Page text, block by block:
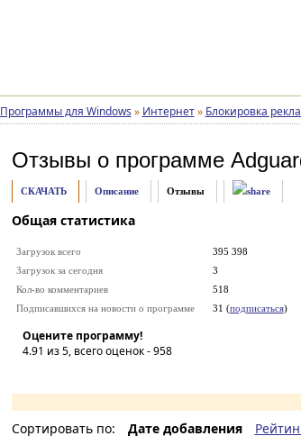
Программы для Windows » Интернет » Блокировка
Отзывы о программе
СКАЧАТЬ Описание Отзывы
Общая статистика
Загрузок всего
395 398
Загрузок за сегодня
3
Кол-во комментариев
518
Подписавшихся на новости о программе
31 (подписаться)
Оцените программу!
4.91 из 5, всего оценок -958
Сортировать по: Дате добавления